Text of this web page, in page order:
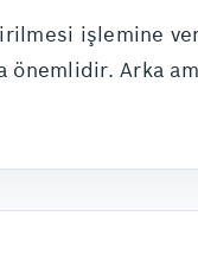
işlemine
önemlidir. Arka